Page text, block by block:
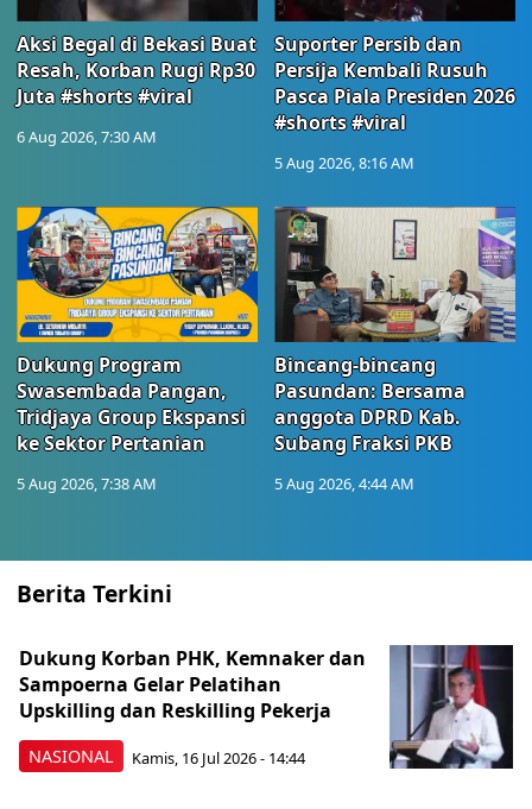
Aksi Begal di Bekasi Buat
Resah, Korban Rugi Rp30
Juta #shorts #viral
6 Aug 2026, 7:30 AM
Suporter Persib dan
Persija Kembali Rusuh
Pasca Piala Presiden 2026
#shorts #viral
5 Aug 2026, 8:16 AM
Dukung Program
Swasembada Pangan,
Tridjaya Group Ekspansi
ke Sektor Pertanian
5 Aug 2026, 7:38 AM
Bincang-bincang
Pasundan: Bersama
anggota DPRD Kab.
Subang Fraksi PKB
5 Aug 2026, 4:44 AM
Berita Terkini
NASIONAL
Dukung Korban PHK, Kemnaker dan
Sampoerna Gelar Pelatihan
Upskilling dan Reskilling Pekerja
Kamis, 16 Jul 2026 - 14:44